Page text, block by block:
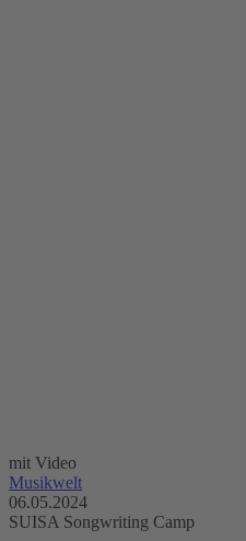
mit Video
Musikwelt
06.05.2024
SUISA Songwriting Camp